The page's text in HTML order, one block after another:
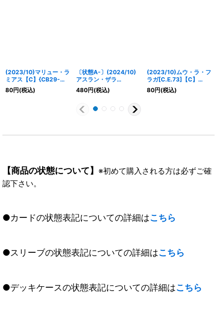
(2023/10)マリュー・ラ
ミアス【C】{CB29-
066}《白》
80円(税込)
〔状態A-〕(2024/10)
アスラン・ザラ
[DESTINY](Xレア仕様)
【R】{CB27-014}
480円(税込)
(2023/10)ムウ・ラ・フ
ラガ[C.E.73]【C】
{CB29-048}《白》
80円(税込)
【商品の状態について】 ※初めて購入される方は必ずご確
認下さい。
●カードの状態表記についての詳細はこちら
●スリーブの状態表記についての詳細はこちら
●デッキケースの状態表記についての詳細はこちら